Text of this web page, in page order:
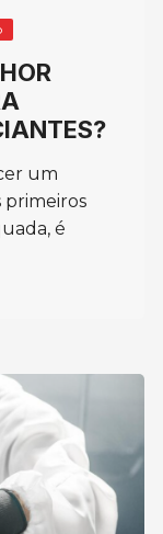
um
primeiros
é